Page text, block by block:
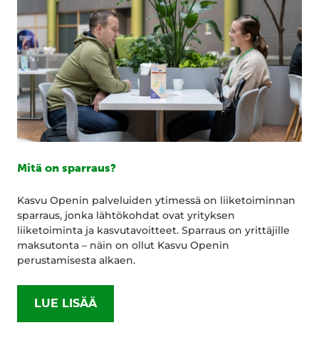
Mitä on sparraus?
Kasvu Openin palveluiden ytimessä on liiketoiminnan
sparraus, jonka lähtökohdat ovat yrityksen
liiketoiminta ja kasvutavoitteet. Sparraus on yrittäjille
maksutonta – näin on ollut Kasvu Openin
perustamisesta alkaen.
LUE LISÄÄ